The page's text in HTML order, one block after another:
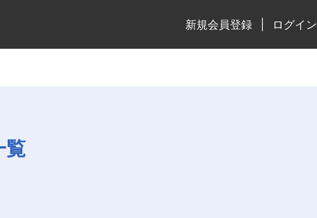
新規会員登録 ログイン
覧